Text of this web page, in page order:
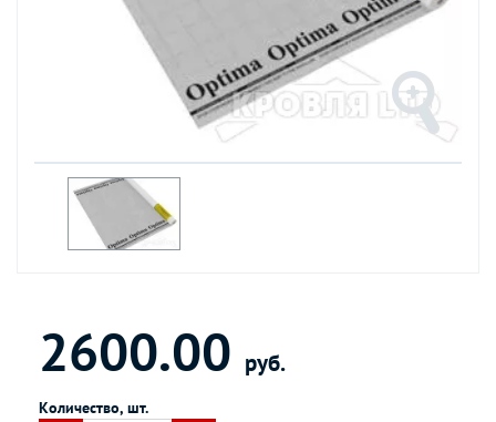
2600.00 руб.
Количество, шт.